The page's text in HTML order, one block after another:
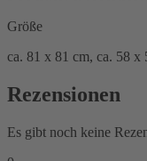
Größe
ca. 81 x 81 cm, ca. 58 x
Rezensionen
Es gibt noch keine